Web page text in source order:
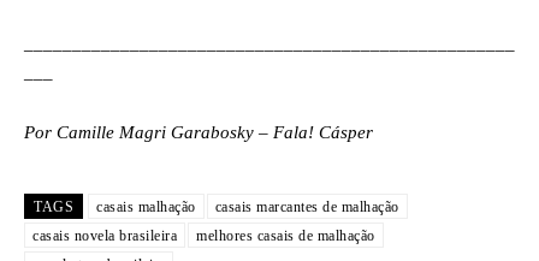
Por Camille Magri Garabosky – Fala! Cásper
TAGS casais malhação
casais marcantes de malhação
casais novela brasileira
melhores casais de malhação